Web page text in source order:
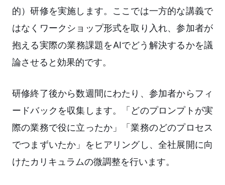
的）研修を実施します。ここでは一方的な講義で
はなくワークショップ形式を取り入れ、参加者が
抱える実際の業務課題をAIでどう解決するかを議
論させると効果的です。
研修終了後から数週間にわたり、参加者からフィ
ードバックを収集します。「どのプロンプトが実
際の業務で役に立ったか」「業務のどのプロセス
でつまずいたか」をヒアリングし、全社展開に向
けたカリキュラムの微調整を行います。